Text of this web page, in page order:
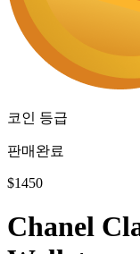
코인 등급
판매완료
$1450
Chanel